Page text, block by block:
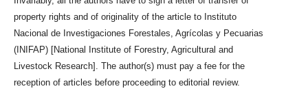
property rights and of originality of the article to Instituto
Nacional de Investigaciones Forestales, Agrícolas y Pecuarias
(INIFAP) [National Institute of Forestry, Agricultural and
Livestock Research]. The author(s) must pay a fee for the
reception of articles before proceeding to editorial review.